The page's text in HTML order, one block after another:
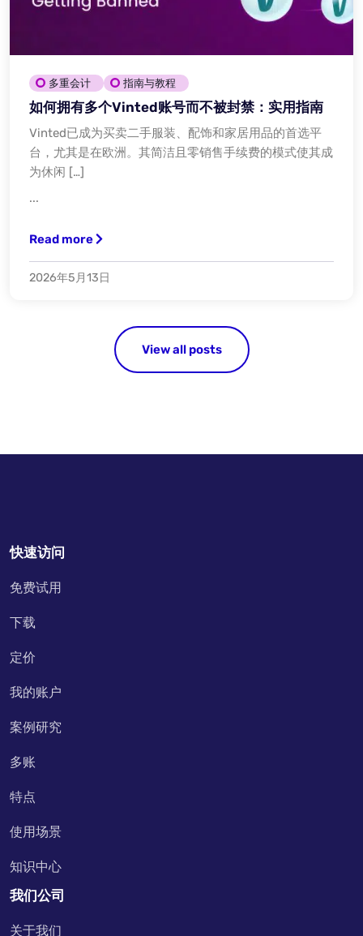
多重会计 指南与教程
如何拥有多个Vinted账号而不被封禁：实用指南
Vinted已成为买卖二手服装、配饰和家居用品的首选平
台，尤其是在欧洲。其简洁且零销售手续费的模式使其成
为休闲 […]
...
Read more
2026年5月13日
View all posts
快速访问
免费试用
下载
定价
我的账户
案例研究
多账
特点
使用场景
知识中心
我们公司
关于我们